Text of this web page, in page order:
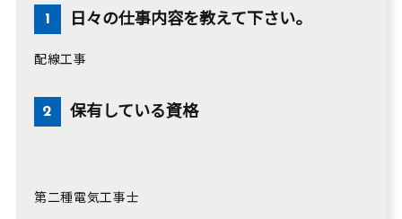
日々の仕事内容を教えて下さい。
配線工事
保有している資格
第二種電気工事士